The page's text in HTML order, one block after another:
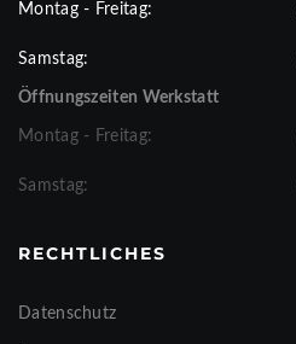
Montag - Freitag:
Samstag:
Öffnungszeiten Werkstatt
Montag - Freitag:
Samstag:
RECHTLICHES
Datenschutz